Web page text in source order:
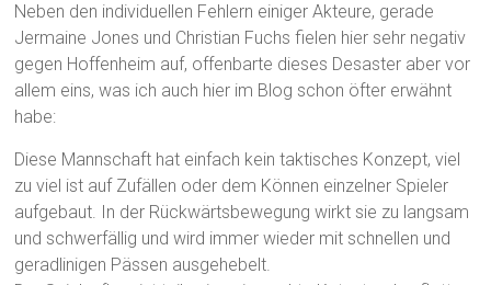
Neben den individuellen Fehlern einiger Akteure, gerade
Jermaine Jones und Christian Fuchs fielen hier sehr negativ
gegen Hoffenheim auf, offenbarte dieses Desaster aber vor
allem eins, was ich auch hier im Blog schon öfter erwähnt
habe:
Diese Mannschaft hat einfach kein taktisches Konzept, viel
zu viel ist auf Zufällen oder dem Können einzelner Spieler
aufgebaut. In der Rückwärtsbewegung wirkt sie zu langsam
und schwerfällig und wird immer wieder mit schnellen und
geradlinigen Pässen ausgehebelt.